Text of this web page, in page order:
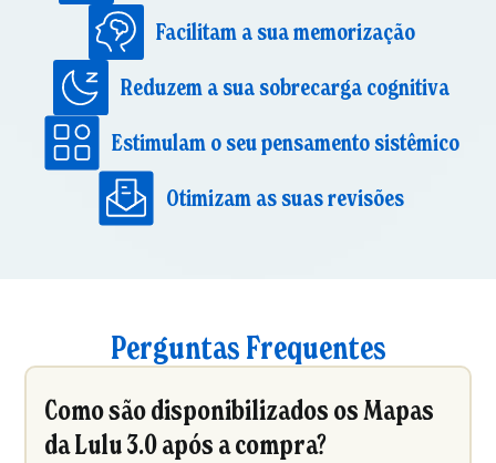
Facilitam a sua memorização
Reduzem a sua sobrecarga cognitiva
Estimulam o seu pensamento sistêmico
Otimizam as suas revisões
Perguntas Frequentes
Como são disponibilizados os Mapas
da Lulu 3.0 após a compra?